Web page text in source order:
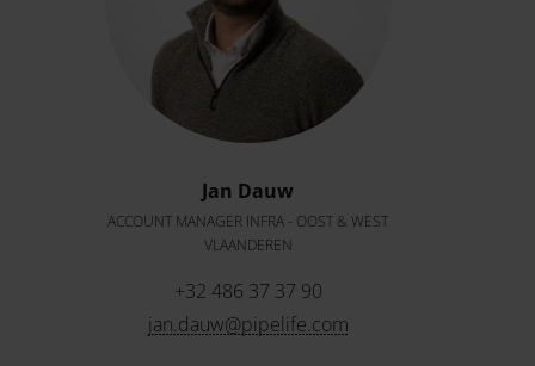
Jan Dauw
ACCOUNT MANAGER INFRA - OOST & WEST
VLAANDEREN
+32 486 37 37 90
jan.dauw@pipelife.com